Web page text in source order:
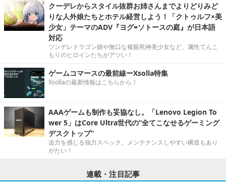
クーデレからスタイル抜群お姉さんまでよりどりみど
りな人外娘たちとホテル経営しよう！「クトゥルフ×美
少女」テーマのADV『ヨグ=ソトースの庭』が日本語
対応
ツンデレドラゴン娘や無口な複眼死神美少女など、属性てんこ
もりのヒロインたちがアツい！
ゲームコマースの最前線ーXsolla特集
Xsollaの最新情報はこちらから！
AAAゲームも制作も妥協なし。「Lenovo Legion To
wer 5」はCore Ultra世代の“全てこなせるゲーミング
デスクトップ”
迫力を感じる強力スペック。メンテナンスしやすい構造もあり
がたい！
連載・注目記事